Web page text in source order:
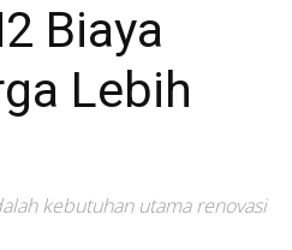
Biaya
Lebih
kebutuhan utama renovasi